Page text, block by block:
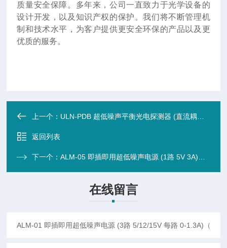
质量安全保障。多年来，公司一直致力于光学设备的
设计开发，以及知识产权的保护。我们将不断管理机
制和技术水平，为客户提供更安全环保的产品以及更
优质的服务。
上一个： ULN-PDB 超低噪声平衡光电探测器 (直流耦合 100 MHz 增益3.9kV/A)
返回列表
下一个：ALM-05 即插即用超低噪声电源 (1路 5V 3A)（激光驱动）
在线留言